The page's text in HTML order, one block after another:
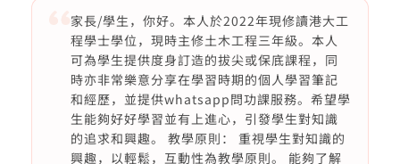
家長/學生，你好。本人於2022年現修讀港大工
程學士學位，現時主修土木工程三年級。本人
可為學生提供度身訂造的拔尖或保底課程，同
時亦非常樂意分享在學習時期的個人學習筆記
和經歷，並提供whatsapp問功課服務。希望學
生能夠好好學習並有上進心，引發學生對知識
的追求和興趣。 教學原則： 重視學生對知識的
興趣，以輕鬆，互動性為教學原則。 能夠了解